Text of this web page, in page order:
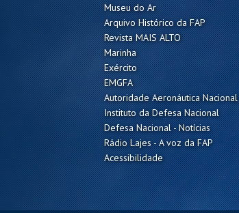
Museu do Ar
Arquivo Histórico da FAP
Revista MAIS ALTO
Marinha
Exército
EMGFA
Autoridade Aeronáutica Nacional
Instituto da Defesa Nacional
Defesa Nacional - Notícias
Rádio Lajes - A voz da FAP
Acessibilidade